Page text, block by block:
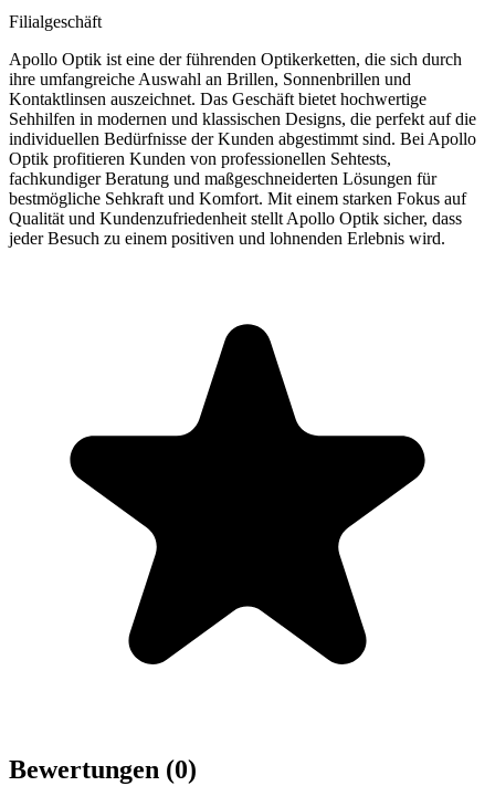
Filialgeschäft
Apollo Optik ist eine der führenden Optikerketten, die sich durch
ihre umfangreiche Auswahl an Brillen, Sonnenbrillen und
Kontaktlinsen auszeichnet. Das Geschäft bietet hochwertige
Sehhilfen in modernen und klassischen Designs, die perfekt auf die
individuellen Bedürfnisse der Kunden abgestimmt sind. Bei Apollo
Optik profitieren Kunden von professionellen Sehtests,
fachkundiger Beratung und maßgeschneiderten Lösungen für
bestmögliche Sehkraft und Komfort. Mit einem starken Fokus auf
Qualität und Kundenzufriedenheit stellt Apollo Optik sicher, dass
jeder Besuch zu einem positiven und lohnenden Erlebnis wird.
Bewertungen (0)